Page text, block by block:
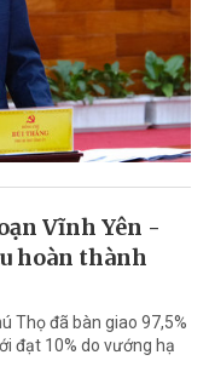
Vĩnh Yên -
hoàn thành
Thọ đã bàn giao 97,5%
đạt 10% do vướng hạ